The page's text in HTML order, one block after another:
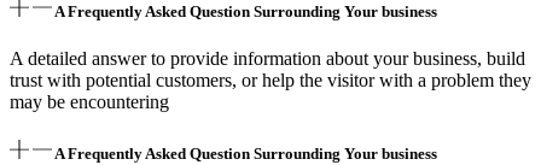
A Frequently Asked Question Surrounding Your business
A detailed answer to provide information about your business, build
trust with potential customers, or help the visitor with a problem they
may be encountering
A Frequently Asked Question Surrounding Your business